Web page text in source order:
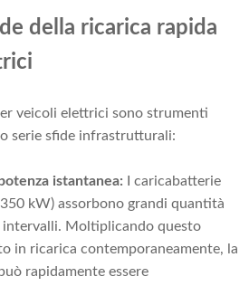
della ricarica rapida
veicoli elettrici sono strumenti
serie sfide infrastrutturali:
istantanea:
I caricabatterie
kW) assorbono grandi quantità
Moltiplicando questo
in ricarica contemporaneamente, la
rapidamente essere